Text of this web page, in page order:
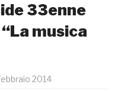
33enne
musica
2014